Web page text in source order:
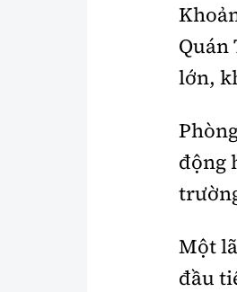
Thế giới giao thông
Thế giới xây dựng
Quán
lớn,
động
Một
đầu